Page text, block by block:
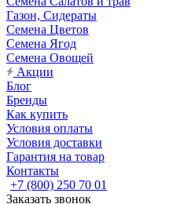
Газон, Сидераты
Семена Цветов
Семена Ягод
Семена Овощей
Акции
Блог
Бренды
Как купить
Условия оплаты
Условия доставки
Гарантия на товар
Контакты
+7 (800) 250 70 01
Заказать звонок